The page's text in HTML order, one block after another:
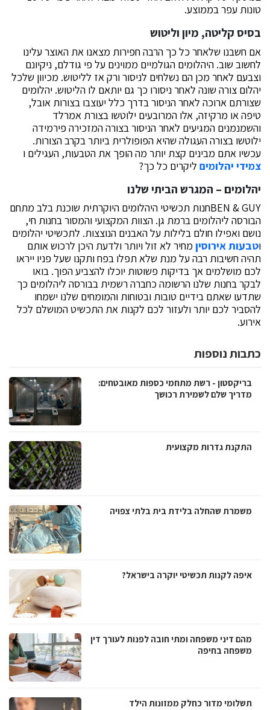
טונות עפר בממוצע.
בסיס קליטה, מיון וליטוש
אם חשבנו שלאחר כל כך הרבה חפירות מצאנו את האוצר עלינו
לחשוב שוב. היהלומים הגולמיים ממוינים על פי גודלם, ניקיונם
וצבעם לאחר מכן הם נשלחים לניסור ורק אז לליטוש. מכיוון שלכל
יהלום צורה שונה לאחר ניסורו כך גם יותאם לו הליטוש. יהלומים
שצורתם ארוכה לאחר הניסור בדרך כלל יעוצבו בצורות אובל,
טיפה או מרקיזה, אלו המרובעים ילוטשו בצורת אמרלד
והשמנמנים המגיעים לאחר הניסור בצורה המזכירה פירמידה
ילוטשו בצורה העגולה שהיא הפופולרית ביותר בקרב הצורות.
עכשיו אתם מבינים קצת יותר מה הופך את הטבעות, העגילים ו
צמידי יהלומים ליקרים כל כך?
יהלומים – המגרש הביתי שלנו
BEN & GUYחנות תכשיטי היהלומים היוקרתית שוכנת בלב מתחם
הבורסה ליהלומים ברמת גן. הצוות המקצועי והמסור בחנות חי,
נושם ואפילו חולם בלילות על האבנים הנוצצות. לתכשיטי יהלומים
וטבעות אירוסין מחיר לא זול ויותר ולדעת היכן לרכוש אותם
תהיה חשיבות רבה על מנת שלא תפלו בפח ותקנו שעל פניו ייראו
לכם מושלמים אך בדיקות פשוטות יוכלו להצביע הפוך. בואו
לבקר בחנות שלנו הרשומה כחברה רשמית בבורסה ליהלומים כך
שתדעו שאתם בידיים טובות ובטוחות והמומחים שלנו ישמחו
להסביר לכם יותר ולעזור לכם לקנות את התכשיט המושלם לכל
אירוע.
כתבות נוספות
בריקסטון - רשת מתחמי כספות מאובטחים:
מדריך שלם לשמירת רכושך
התקנת גדרות מקצועית
משמרת שהחלה בלידת בית בלתי צפויה
איפה לקנות תכשיטי יוקרה בישראל?
מהם דיני משפחה ומתי חובה לפנות לעורך דין
משפחה בחיפה
תשלומי מדור כחלק ממזונות הילד